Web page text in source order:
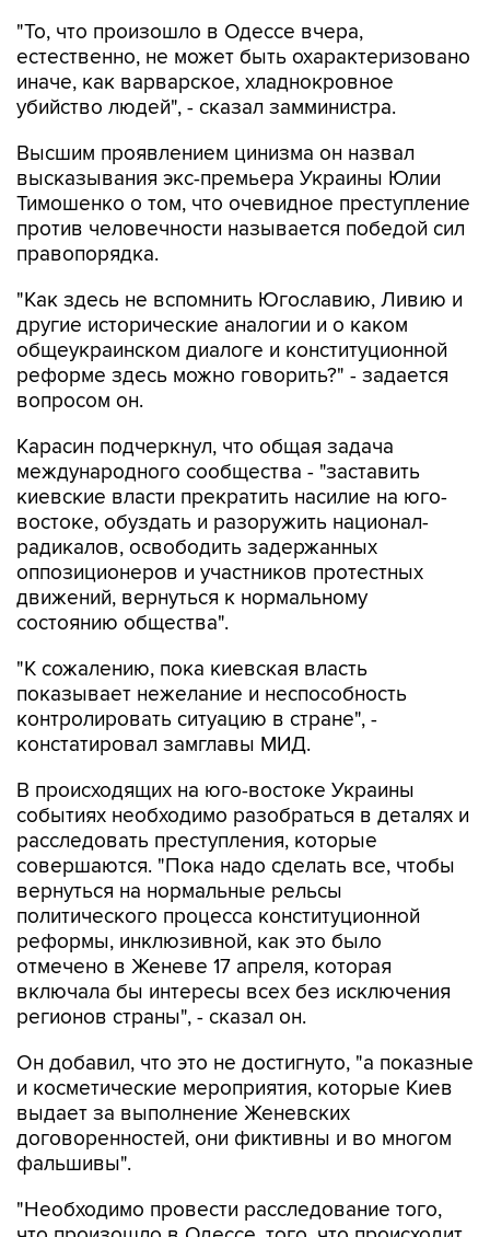
"То, что произошло в Одессе вчера,
естественно, не может быть охарактеризовано
иначе, как варварское, хладнокровное
убийство людей", - сказал замминистра.
Высшим проявлением цинизма он назвал
высказывания экс-премьера Украины Юлии
Тимошенко о том, что очевидное преступление
против человечности называется победой сил
правопорядка.
"Как здесь не вспомнить Югославию, Ливию и
другие исторические аналогии и о каком
общеукраинском диалоге и конституционной
реформе здесь можно говорить?" - задается
вопросом он.
Карасин подчеркнул, что общая задача
международного сообщества - "заставить
киевские власти прекратить насилие на юго-
востоке, обуздать и разоружить национал-
радикалов, освободить задержанных
оппозиционеров и участников протестных
движений, вернуться к нормальному
состоянию общества".
"К сожалению, пока киевская власть
показывает нежелание и неспособность
контролировать ситуацию в стране", -
констатировал замглавы МИД.
В происходящих на юго-востоке Украины
событиях необходимо разобраться в деталях и
расследовать преступления, которые
совершаются. "Пока надо сделать все, чтобы
вернуться на нормальные рельсы
политического процесса конституционной
реформы, инклюзивной, как это было
отмечено в Женеве 17 апреля, которая
включала бы интересы всех без исключения
регионов страны", - сказал он.
Он добавил, что это не достигнуто, "а показные
и косметические мероприятия, которые Киев
выдает за выполнение Женевских
договоренностей, они фиктивны и во многом
фальшивы".
"Необходимо провести расследование того,